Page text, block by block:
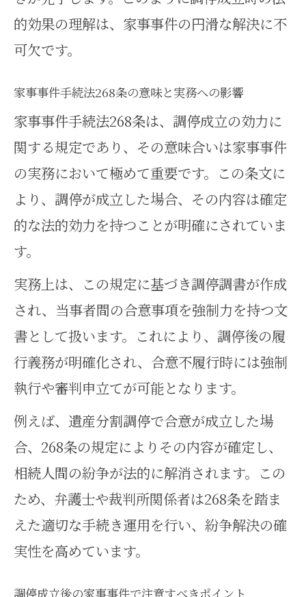
的効果の理解は、家事事件の円滑な解決に不
可欠です。
家事事件手続法268条の意味と実務への影響
家事事件手続法268条は、調停成立の効力に
関する規定であり、その意味合いは家事事件
の実務において極めて重要です。この条文に
より、調停が成立した場合、その内容は確定
的な法的効力を持つことが明確にされていま
す。
実務上は、この規定に基づき調停調書が作成
され、当事者間の合意事項を強制力を持つ文
書として扱います。これにより、調停後の履
行義務が明確化され、合意不履行時には強制
執行や審判申立てが可能となります。
例えば、遺産分割調停で合意が成立した場
合、268条の規定によりその内容が確定し、
相続人間の紛争が法的に解消されます。この
ため、弁護士や裁判所関係者は268条を踏ま
えた適切な手続き運用を行い、紛争解決の確
実性を高めています。
調停成立後の家事事件で注意すべきポイント